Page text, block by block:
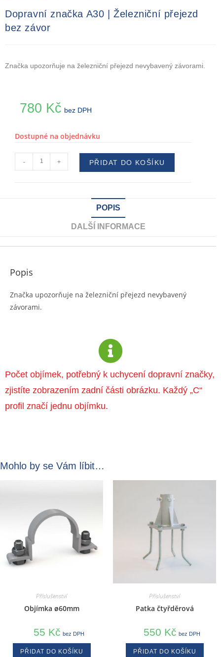
Dopravní značka A30 | Železniční přejezd
bez závor
Značka upozorňuje na železniční přejezd nevybavený závorami.
780 Kč bez DPH
Dostupné na objednávku
- + PŘIDAT DO KOŠÍKU
POPIS
DALŠÍ INFORMACE
Popis
Značka upozorňuje na železniční přejezd nevybavený
závorami.
Počet objímek, potřebný k uchycení dopravní značky,
zjistíte zobrazením zadní části obrázku. Každý „C“
profil značí jednu objímku.
Mohlo by se Vám líbit…
Příslušenství
Objímka ø60mm
55 Kč bez DPH
PŘIDAT DO KOŠÍKU
Příslušenství
Patka čtyřděrová
550 Kč bez DPH
PŘIDAT DO KOŠÍKU